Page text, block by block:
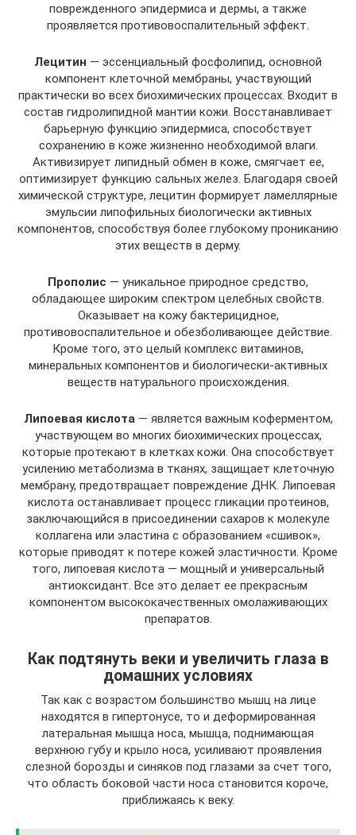
поврежденного эпидермиса и дермы, а также
проявляется противовоспалительный эффект.
Лецитин — эссенциальный фосфолипид, основной
компонент клеточной мембраны, участвующий
практически во всех биохимических процессах. Входит в
состав гидролипидной мантии кожи. Восстанавливает
барьерную функцию эпидермиса, способствует
сохранению в коже жизненно необходимой влаги.
Активизирует липидный обмен в коже, смягчает ее,
оптимизирует функцию сальных желез. Благодаря своей
химической структуре, лецитин формирует ламеллярные
эмульсии липофильных биологически активных
компонентов, способствуя более глубокому прониканию
этих веществ в дерму.
Прополис — уникальное природное средство,
обладающее широким спектром целебных свойств.
Оказывает на кожу бактерицидное,
противовоспалительное и обезболивающее действие.
Кроме того, это целый комплекс витаминов,
минеральных компонентов и биологически-активных
веществ натурального происхождения.
Липоевая кислота— является важным коферментом,
участвующем во многих биохимических процессах,
которые протекают в клетках кожи. Она способствует
усилению метаболизма в тканях, защищает клеточную
мембрану, предотвращает повреждение ДНК. Липоевая
кислота останавливает процесс гликации протеинов,
заключающийся в присоединении сахаров к молекуле
коллагена или эластина с образованием «сшивок»,
которые приводят к потере кожей эластичности. Кроме
того, липоевая кислота — мощный и универсальный
антиоксидант. Все это делает ее прекрасным
компонентом высококачественных омолаживающих
препаратов.
Как подтянуть веки и увеличить глаза в
домашних условиях
Так как с возрастом большинство мышц на лице
находятся в гипертонусе, то и деформированная
латеральная мышца носа, мышца, поднимающая
верхнюю губу и крыло носа, усиливают проявления
слезной борозды и синяков под глазами за счет того,
что область боковой части носа становится короче,
приближаясь к веку.